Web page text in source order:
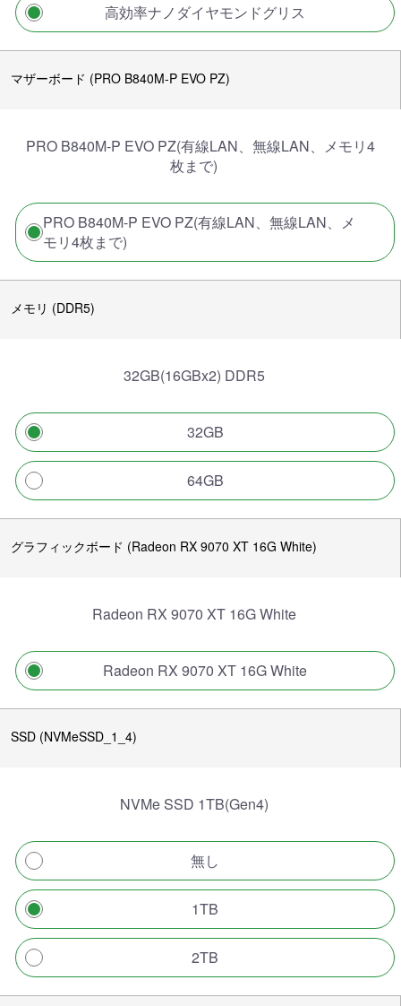
高効率ナノダイヤモンドグリス
マザーボード (PRO B840M-P EVO PZ)
PRO B840M-P EVO PZ(有線LAN、無線LAN、メモリ4
枚まで)
PRO B840M-P EVO PZ(有線LAN、無線LAN、メ
モリ4枚まで)
メモリ (DDR5)
32GB(16GBx2) DDR5
32GB
64GB
グラフィックボード (Radeon RX 9070 XT 16G White)
Radeon RX 9070 XT 16G White
Radeon RX 9070 XT 16G White
SSD (NVMeSSD_1_4)
NVMe SSD 1TB(Gen4)
無し
1TB
2TB